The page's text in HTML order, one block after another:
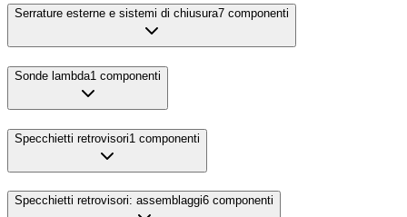
Serrature esterne e sistemi di chiusura7 componenti
Sonde lambda1 componenti
Specchietti retrovisori1 componenti
Specchietti retrovisori: assemblaggi6 componenti